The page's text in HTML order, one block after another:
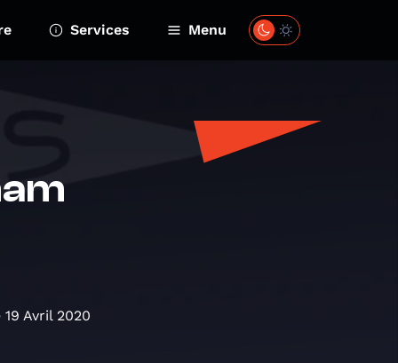
Services Menu
Avril 2020